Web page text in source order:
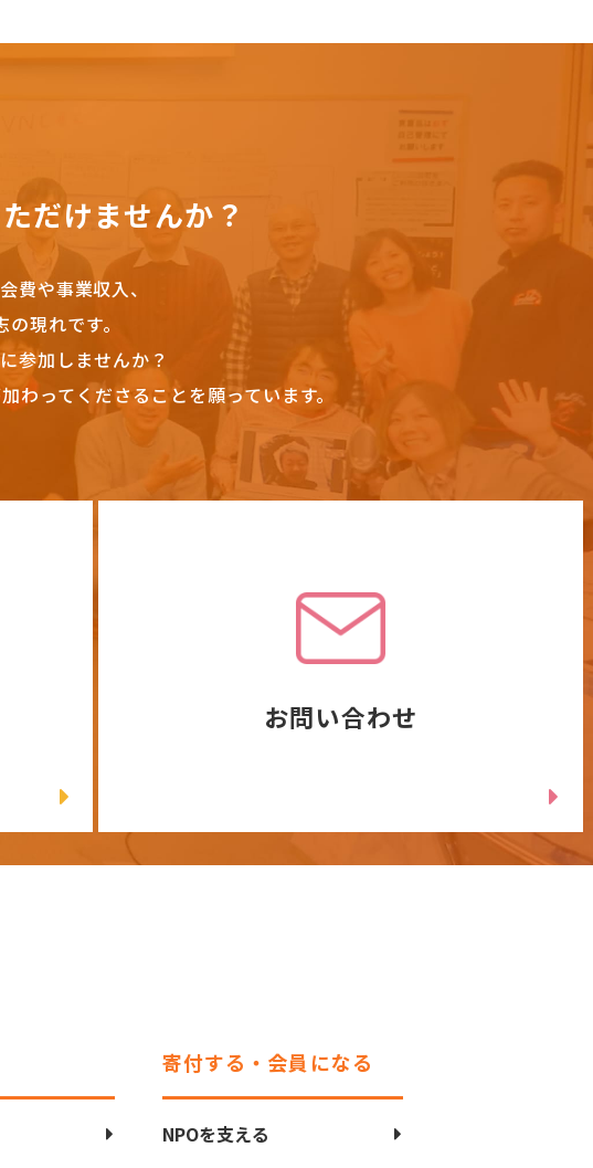
だけませんか？
費や事業収入、
現れです。
参加しませんか？
ってくださることを願っています。
お問い合わせ
寄付する・会員になる
NPOを支える